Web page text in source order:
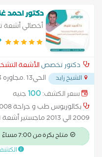
دكتور احمد
أخصائي أشعة
دكتور تخصصالأشعة
الشيخ زايد الحي13 .مجاوره 3 عيادات
سعر الكشف:100جنيه
مساعد مستشفى في قسم
التكنولوجيا 2016 الي2019متاح بكرة من 7:00 مساءً